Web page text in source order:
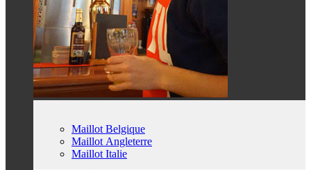
Maillot Belgique
Maillot Angleterre
Maillot Italie